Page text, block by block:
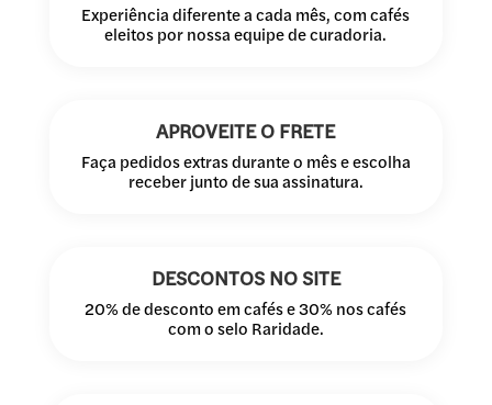
Experiência diferente a cada mês, com cafés
eleitos por nossa equipe de curadoria.
APROVEITE O FRETE
Faça pedidos extras durante o mês e escolha
receber junto de sua assinatura.
DESCONTOS NO SITE
20% de desconto em cafés e 30% nos cafés
com o selo Raridade.